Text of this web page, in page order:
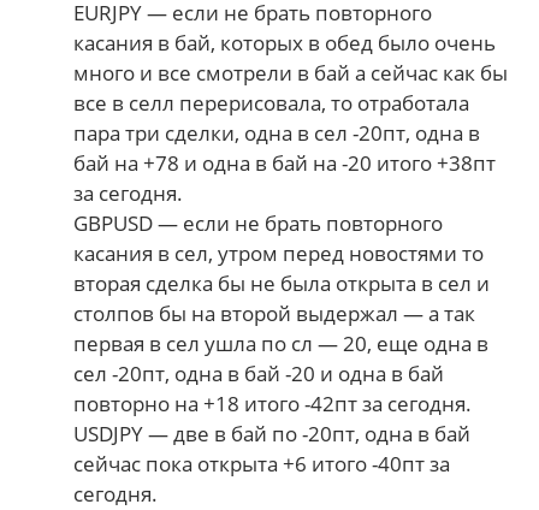
EURJPY — если не брать повторного
касания в бай, которых в обед было очень
много и все смотрели в бай а сейчас как бы
все в селл перерисовала, то отработала
пара три сделки, одна в сел -20пт, одна в
бай на +78 и одна в бай на -20 итого +38пт
за сегодня.
GBPUSD — если не брать повторного
касания в сел, утром перед новостями то
вторая сделка бы не была открыта в сел и
столпов бы на второй выдержал — а так
первая в сел ушла по сл — 20, еще одна в
сел -20пт, одна в бай -20 и одна в бай
повторно на +18 итого -42пт за сегодня.
USDJPY — две в бай по -20пт, одна в бай
сейчас пока открыта +6 итого -40пт за
сегодня.